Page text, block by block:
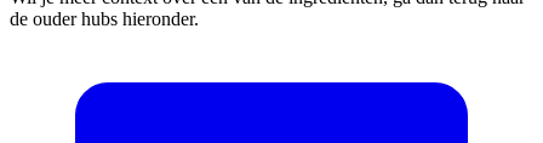
de ouder hubs hieronder.